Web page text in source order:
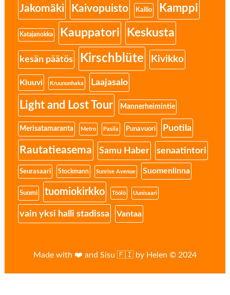
Jakomäki Kaivopuisto Kallio Kamppi
Katajanokka Kauppatori Keskusta
kesän päätös Kirschblüte Kivikko
Kluuvi Kruununhaka Laajasalo
Light and Lost Tour Mannerheimintie
Merisatamaranta Metro Pasila Punavuori Puotila
Rautatieasema Samu Haber senaatintori
Seurasaari Stockmann Sunrise Avenue Suomenlinna
Suomi tuomiokirkko Töölö Uunisaari
vain yksi halli stadissa Vantaa
Made with ❤️ and Sisu 🇫🇮 by Helen © 2024